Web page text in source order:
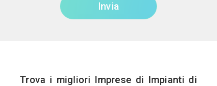
Invia
Trova i migliori Imprese di Impianti di